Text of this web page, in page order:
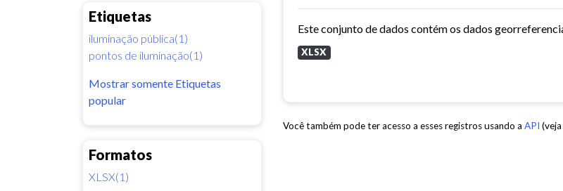
Etiquetas
iluminação pública(1)
pontos de iluminação(1)
Mostrar somente Etiquetas
popular
Formatos
XLSX(1)
XLSX
Você também pode ter acesso a esses registros usando a API (veja